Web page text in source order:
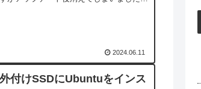
2024.06.11
外付けSSDにUbuntuをインス